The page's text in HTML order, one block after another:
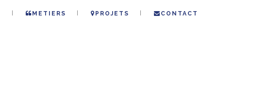
METIERS PROJETS CONTACT